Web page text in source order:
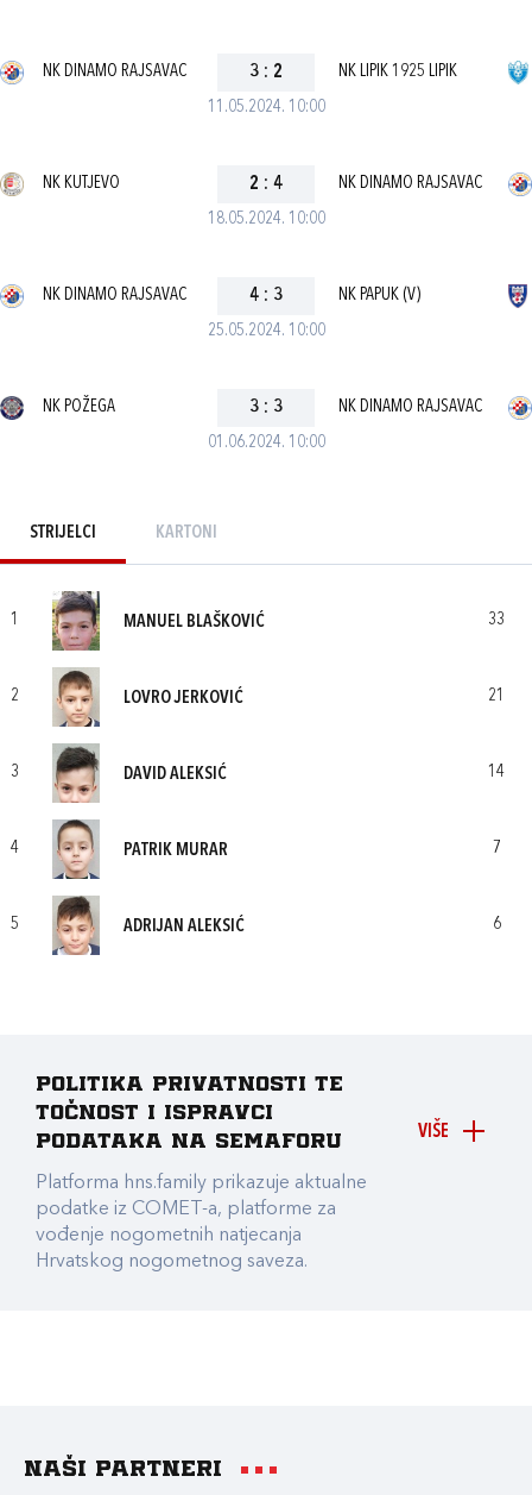
11.05.2024. 10:00
NK DINAMO RAJSAVAC 3 : 2 NK LIPIK 1925 LIPIK
18.05.2024. 10:00
NK KUTJEVO 2 : 4 NK DINAMO RAJSAVAC
25.05.2024. 10:00
NK DINAMO RAJSAVAC 4 : 3 NK PAPUK (V)
01.06.2024. 10:00
NK POŽEGA 3 : 3 NK DINAMO RAJSAVAC
STRIJELCI KARTONI
1 MANUEL BLAŠKOVIĆ 33
2 LOVRO JERKOVIĆ 21
3 DAVID ALEKSIĆ 14
4 PATRIK MURAR 7
5 ADRIJAN ALEKSIĆ 6
VIŠE
Politika privatnosti te
točnost i ispravci
podataka na Semaforu
Platforma hns.family prikazuje aktualne
podatke iz COMET-a, platforme za
vođenje nogometnih natjecanja
Hrvatskog nogometnog saveza.
Naši partneri